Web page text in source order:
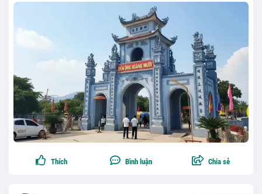
Thích Bình luận Chia sẻ